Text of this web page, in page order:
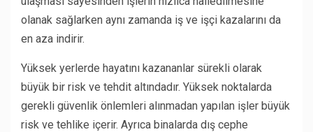
olanak sağlarken aynı zamanda iş ve işçi kazalarını da
en aza indirir.
Yüksek yerlerde hayatını kazananlar sürekli olarak
büyük bir risk ve tehdit altındadır. Yüksek noktalarda
gerekli güvenlik önlemleri alınmadan yapılan işler büyük
risk ve tehlike içerir. Ayrıca binalarda dış cephe